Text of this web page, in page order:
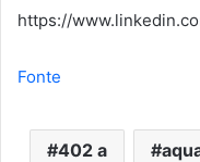
https://
Fonte
402 a